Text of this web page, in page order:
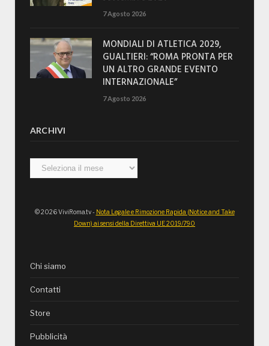
7 Agosto 2026
MONDIALI DI ATLETICA 2029,
GUALTIERI: “ROMA PRONTA PER
UN ALTRO GRANDE EVENTO
INTERNAZIONALE”
7 Agosto 2026
ARCHIVI
Archivi
© 2026 ViviRoma.tv - Nota Legale e Rimozione Rapida (Notice and Take
Down) ai sensi della Direttiva UE 2019/790
Chi siamo
Contatti
Store
Pubblicità